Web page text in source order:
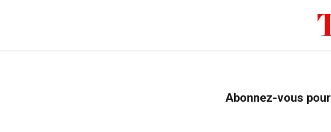
Abonnez-vous